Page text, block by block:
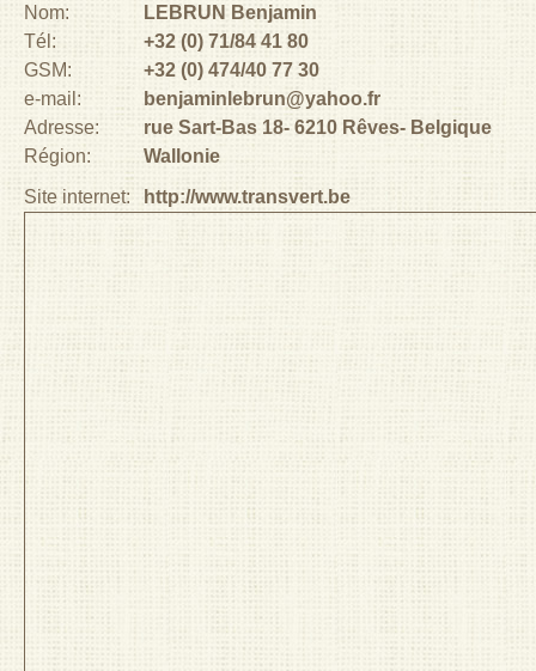
Nom:
LEBRUN Benjamin
Tél:
+32 (0) 71/84 41 80
GSM:
+32 (0) 474/40 77 30
e-mail:
benjaminlebrun@yahoo.fr
Adresse:
rue Sart-Bas 18 6210 Rêves
Belgique
Région:
Wallonie
Site internet:
http://www.transvert.be